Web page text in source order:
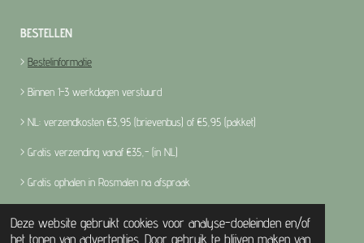
Deze website gebruikt cookies voor analyse-doeleinden en/of
het tonen van advertenties. Door gebruik te blijven maken van
BESTELLEN
> Bestelinformatie
> Binnen 1-3 werkdagen verstuurd
> NL: verzendkosten €3,95 (brievenbus) of €5,95 (pakket)
> Gratis verzending vanaf €35,- (in NL)
> Gratis ophalen in Rosmalen na afspraak